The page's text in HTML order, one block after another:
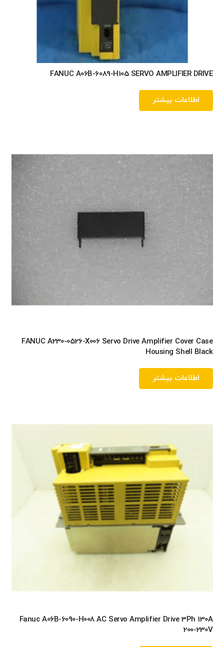
FANUC A06B-6089-H105 SERVO AMPLIFIER DRIVE
اطلاعات بیشتر
FANUC A230-0526-X006 Servo Drive Amplifier Cover Case
Housing Shell Black
اطلاعات بیشتر
Fanuc A06B-6090-H008 AC Servo Amplifier Drive 3Ph 130A
200-230V